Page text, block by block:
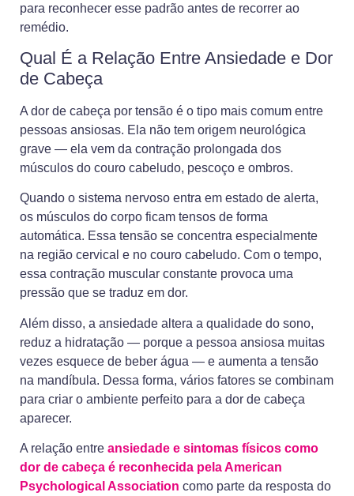
para reconhecer esse padrão antes de recorrer ao
remédio.
Qual É a Relação Entre Ansiedade e Dor
de Cabeça
A dor de cabeça por tensão é o tipo mais comum entre
pessoas ansiosas. Ela não tem origem neurológica
grave — ela vem da contração prolongada dos
músculos do couro cabeludo, pescoço e ombros.
Quando o sistema nervoso entra em estado de alerta,
os músculos do corpo ficam tensos de forma
automática. Essa tensão se concentra especialmente
na região cervical e no couro cabeludo. Com o tempo,
essa contração muscular constante provoca uma
pressão que se traduz em dor.
Além disso, a ansiedade altera a qualidade do sono,
reduz a hidratação — porque a pessoa ansiosa muitas
vezes esquece de beber água — e aumenta a tensão
na mandíbula. Dessa forma, vários fatores se combinam
para criar o ambiente perfeito para a dor de cabeça
aparecer.
A relação entre ansiedade e sintomas físicos como
dor de cabeça é reconhecida pela American
Psychological Association como parte da resposta do